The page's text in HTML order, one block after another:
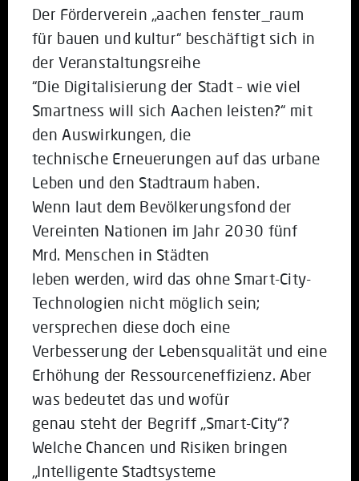
Der Förderverein „aachen fenster_raum
für bauen und kultur“ beschäftigt sich in
der Veranstaltungsreihe
“Die Digitalisierung der Stadt – wie viel
Smartness will sich Aachen leisten?“ mit
den Auswirkungen, die
technische Erneuerungen auf das urbane
Leben und den Stadtraum haben.
Wenn laut dem Bevölkerungsfond der
Vereinten Nationen im Jahr 2030 fünf
Mrd. Menschen in Städten
leben werden, wird das ohne Smart-City-
Technologien nicht möglich sein;
versprechen diese doch eine
Verbesserung der Lebensqualität und eine
Erhöhung der Ressourceneffizienz. Aber
was bedeutet das und wofür
genau steht der Begriff „Smart-City“?
Welche Chancen und Risiken bringen
„Intelligente Stadtsysteme